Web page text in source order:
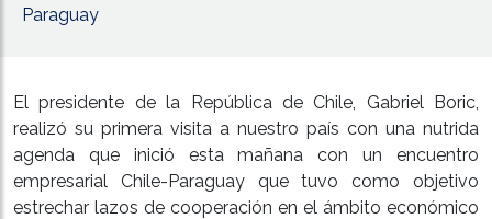
Paraguay
El presidente de la República de Chile, Gabriel Boric,
realizó su primera visita a nuestro país con una nutrida
agenda que inició esta mañana con un encuentro
empresarial Chile-Paraguay que tuvo como objetivo
estrechar lazos de cooperación en el ámbito económico